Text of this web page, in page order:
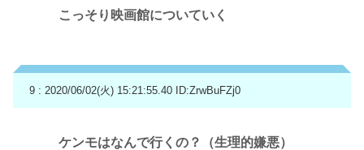
こっそり映画館についていく
9 : 2020/06/02(火) 15:21:55.40 ID:ZrwBuFZj0
ケンモはなんで行くの？（生理的嫌悪）